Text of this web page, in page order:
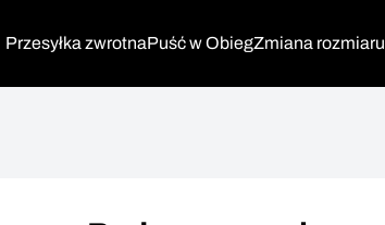
Przesyłka zwrotnaPuść w ObiegZmiana rozmiaru